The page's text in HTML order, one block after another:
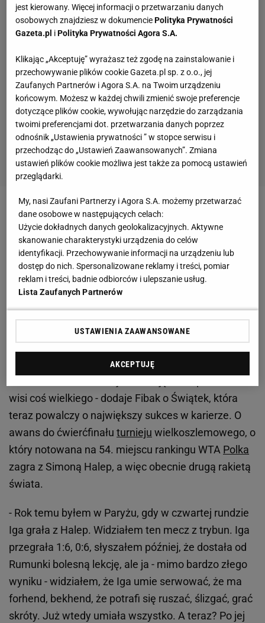
Zobacz wideo"Świątek wyciągnęła z US Open
wszystko, co się dało. Hurkacz rozczarowaniem"
Iga Świątek zagra z drugą rakietą świata!
Ale jest się czym zachwycać, bo Iga Świątek na
kortach Rolanda Garrosa pokonała już ubiegłoroczną
finalistkę Marketę Vondrousovą (6:1, 6:2), Su-wei
Hsieh (6:1, 6:4) i Eugenie Bouchard (6:3, 6:2). - Iga
zachwyca, gra jak dziewczyna z pierwszej piątki na
wisi coś wielkiego - dodaje Fibak o Świątek, która
teraz powalczy o największy sukces w karierze. O
awans do ćwierćfinału turnieju wielkoszlemowego, o
który notowana na 54. miejscu rankingu WTA Polka
zagra z Simoną Halep, a więc obecnie drugą rakietą
świata.
- Rok temu byłem w Paryżu, gdy w czwartej rundzie
Iga grała z Halep. Widziałem ten mecz z trybun. Iga
przegrała 1:6, 0:6, słyszałem później, że dostała od
Rumunki bolesną lekcję, ale ja - mimo bardzo złego
wyniku - widziałem, że Iga umie serwować, że ma
forhend, bekhend, że potrafi się ruszać, ślizgać, grać
skróty. Już wtedy umiała wszystko. A teraz? Po jej
jest kierowany. Więcej informacji o przetwarzaniu danych
osobowych znajdziesz w dokumenciePolityka Prywatności
Gazeta.pl iPolityka Prywatności Agora S.A.
Klikając „Akceptuję” wyrażasz też zgodę na zainstalowanie i
przechowywanie plików cookie Gazeta.pl sp. z o.o., jej
Zaufanych Partnerów i Agora S.A. na Twoim urządzeniu
końcowym. Możesz w każdej chwili zmienić swoje preferencje
dotyczące plików cookie, wywołując narzędzie do zarządzania
twoimi preferencjami dot. przetwarzania danych poprzez
odnośnik „Ustawienia prywatności ” w stopce serwisu i
przechodząc do „Ustawień Zaawansowanych”. Zmiana
ustawień plików cookie możliwa jest także za pomocą ustawień
przeglądarki.
My, nasi Zaufani Partnerzy i Agora S.A. możemy przetwarzać
dane osobowe w następujących celach:
Użycie dokładnych danych geolokalizacyjnych. Aktywne
skanowanie charakterystyki urządzenia do celów
identyfikacji. Przechowywanie informacji na urządzeniu lub
dostęp do nich. Spersonalizowane reklamy i treści, pomiar
reklam i treści, badnie odbiorców i ulepszanie usług.
Lista Zaufanych Partnerów
USTAWIENIA ZAAWANSOWANE
AKCEPTUJĘ